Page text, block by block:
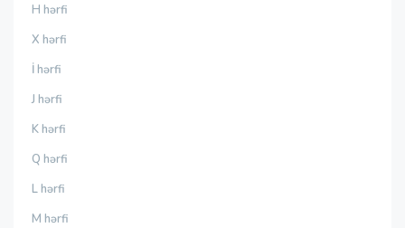
H hərfi
X hərfi
İ hərfi
J hərfi
K hərfi
Q hərfi
L hərfi
M hərfi